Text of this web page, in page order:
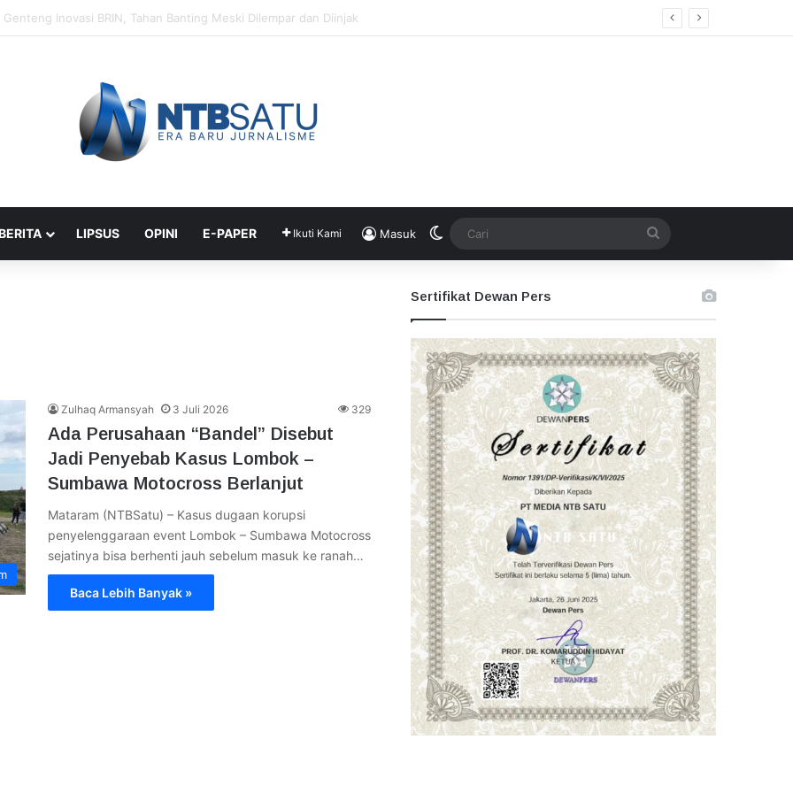
Terapkan Manajemen Talenta, Pengisian Jabatan Tak Lagi Andalkan Seleksi Terbuka
LIPSUS OPINI E-PAPER Ikuti Kami Masuk Switch skin
Zulhaq Armansyah 3 Juli 2026 329
Ada Perusahaan “Bandel” Disebut
Jadi Penyebab Kasus Lombok –
Sumbawa Motocross Berlanjut
Mataram (NTBSatu) – Kasus dugaan korupsi
penyelenggaraan event Lombok – Sumbawa Motocross
sejatinya bisa berhenti jauh sebelum masuk ke ranah…
Baca Lebih Banyak »
Sertifikat Dewan Pers